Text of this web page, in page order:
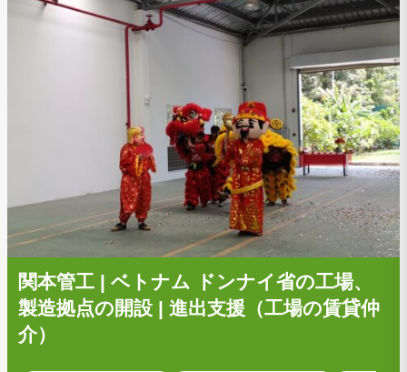
関本管工 | ベトナム ドンナイ省の工場、
製造拠点の開設 | 進出支援（工場の賃貸仲
介）